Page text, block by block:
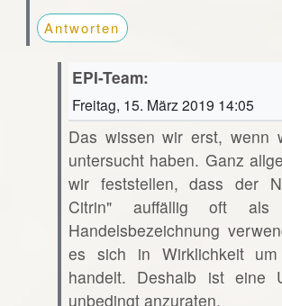
Antworten
EPI-Team:
Freitag, 15. März 2019 14:05
Das wissen wir erst, wenn
untersucht haben. Ganz
wir feststellen, dass der
Citrin" auffällig oft als
Handelsbezeichnung
es sich in Wirklichkeit um
handelt. Deshalb ist eine
unbedingt anzuraten.